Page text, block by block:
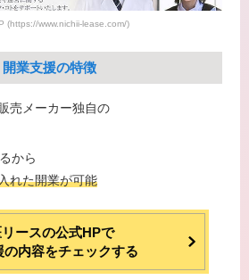
(https://www.nichii-lease.com/)
開業支援の特徴
売メーカー独⾃の
から
れた開業が可能
リースの公式HPで
の内容をチェックする